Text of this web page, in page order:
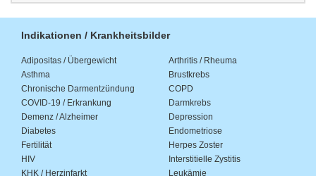
Indikationen / Krankheitsbilder
Adipositas / Übergewicht
Arthritis / Rheuma
Asthma
Brustkrebs
Chronische Darmentzündung
COPD
COVID-19 / Erkrankung
Darmkrebs
Demenz / Alzheimer
Depression
Diabetes
Endometriose
Fertilität
Herpes Zoster
HIV
Interstitielle Zystitis
KHK / Herzinfarkt
Leukämie